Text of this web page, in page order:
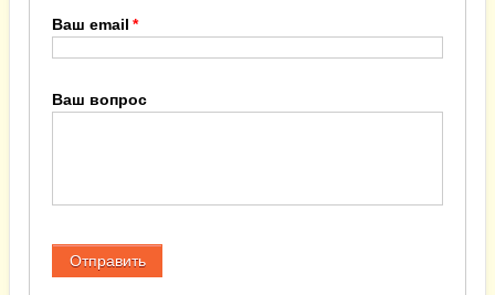
Ваш email
Ваш вопрос